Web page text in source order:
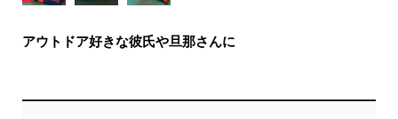
アウトドア好きな彼氏や旦那さんに